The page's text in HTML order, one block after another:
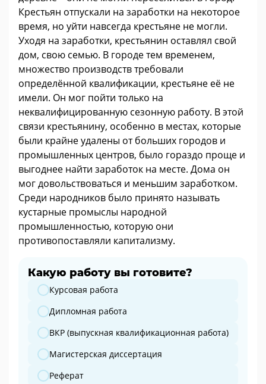
Крестьян отпускали на заработки на некоторое
время, но уйти навсегда крестьяне не могли.
Уходя на заработки, крестьянин оставлял свой
дом, свою семью. В городе тем временем,
множество производств требовали
определённой квалификации, крестьяне её не
имели. Он мог пойти только на
неквалифицированную сезонную работу. В этой
связи крестьянину, особенно в местах, которые
были крайне удалены от больших городов и
промышленных центров, было гораздо проще и
выгоднее найти заработок на месте. Дома он
мог довольствоваться и меньшим заработком.
Среди народников было принято называть
кустарные промыслы народной
промышленностью, которую они
противопоставляли капитализму.
Какую работу вы готовите?
Какую работу вы готовите?
Курсовая работа
Дипломная работа
ВКР (выпускная квалификационная работа)
Магистерская диссертация
Реферат